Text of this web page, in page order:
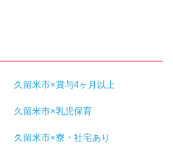
久留米市×賞与4ヶ月以上
久留米市×乳児保育
久留米市×寮・社宅あり